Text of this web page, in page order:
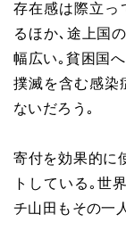
存在感は際立っ
るほか､途上国
幅広い｡貧困国
撲滅を含む感染
ないだろう｡
寄付を効果的に
トしている｡世
チ山田もその一